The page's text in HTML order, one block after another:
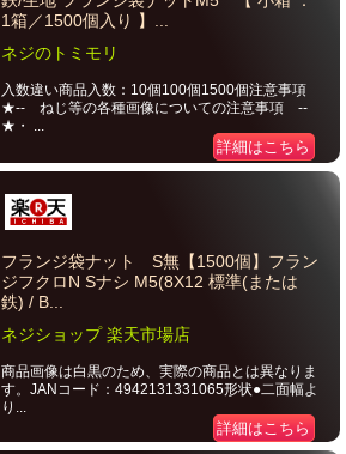
1箱／1500個入り 】...
ネジのトミモリ
入数違い商品入数：10個100個1500個注意事項
★-- ねじ等の各種画像についての注意事項 --
★・ ...
詳細はこちら
フランジ袋ナット S無【1500個】フラン
ジフクロN Sナシ M5(8X12 標準(または
鉄) / B...
ネジショップ 楽天市場店
商品画像は白黒のため、実際の商品とは異なりま
す。JANコード：4942131331065形状●二面幅よ
り...
詳細はこちら